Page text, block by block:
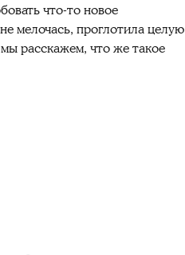
что-то новое
мелочась, проглотила целую
расскажем, что же такое